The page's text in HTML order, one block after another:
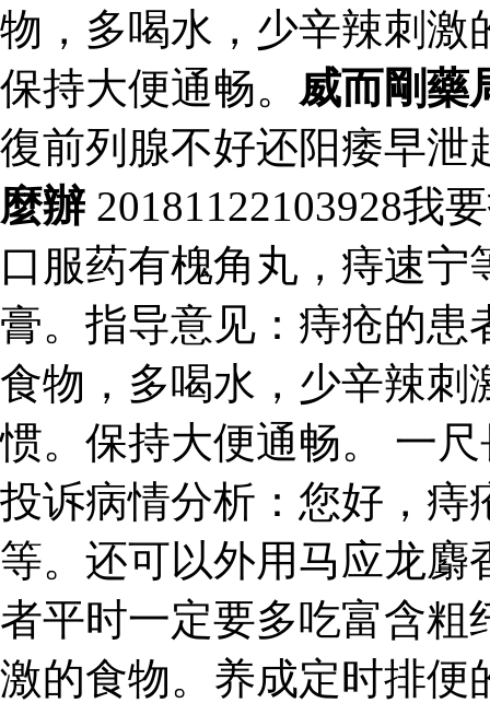
物，多喝水，少辛辣刺激
保持大便通畅。 威而剛藥
復前列腺不好还阳痿早
麼辦 20181122103928我
口服药有槐角丸，痔速
膏。指导意见：痔疮的患
食物，多喝水，少辛辣刺
惯。保持大便通畅。 一尺
投诉病情分析：您好，痔
等。还可以外用马应龙麝
者平时一定要多吃富含粗
激的食物。养成定时排